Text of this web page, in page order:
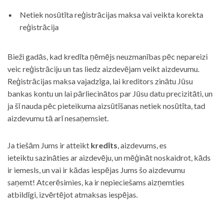
Netiek nosūtīta reģistrācijas maksa vai veikta korekta
reģistrācija
Bieži gadās, kad kredīta ņēmējs neuzmanības pēc nepareizi
veic reģistrāciju un tas liedz aizdevējam veikt aizdevumu.
Reģistrācijas maksa vajadzīga, lai kreditors zinātu Jūsu
bankas kontu un lai pārliecinātos par Jūsu datu precizitāti, un
ja šī nauda pēc pieteikuma aizsūtīšanas netiek nosūtīta, tad
aizdevumu tā arī nesaņemsiet.
Ja tiešām Jums ir atteikt kredīts, aizdevums, es
ieteiktu sazināties ar aizdevēju, un mēģināt noskaidrot, kāds
ir iemesls, un vai ir kādas iespējas Jums šo aizdevumu
saņemt! Atcerēsimies, ka ir nepieciešams aizņemties
atbildīgi, izvērtējot atmaksas iespējas.